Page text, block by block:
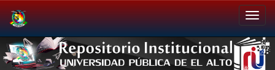
Salir
de
la